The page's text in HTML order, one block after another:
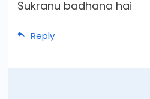
Sukranu badhana hai
Reply